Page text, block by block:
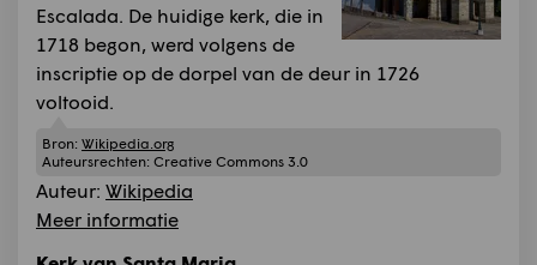
Escalada. De huidige kerk, die in
1718 begon, werd volgens de
inscriptie op de dorpel van de deur in 1726
voltooid.
Bron: Wikipedia.org
Auteursrechten: Creative Commons 3.0
Auteur: Wikipedia
Meer informatie